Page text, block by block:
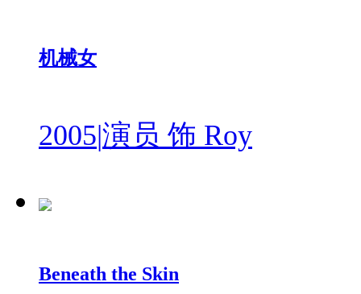
机械女
2005|演员 饰 Roy
Beneath the Skin